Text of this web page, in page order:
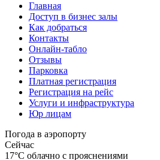
Главная
Доступ в бизнес залы
Как добраться
Контакты
Онлайн-табло
Отзывы
Парковка
Платная регистрация
Регистрация на рейс
Услуги и инфраструктура
Юр лицам
Погода в аэропорту
Сейчас
17°C облачно с прояснениями